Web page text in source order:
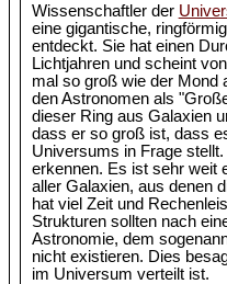
Wissenschaftler der
eine gigantische,
entdeckt. Sie hat einen
Lichtjahren und scheint
mal so groß wie der Mond
den Astronomen als
dieser Ring aus Galaxien
dass er so groß ist, dass
Universums in Frage
erkennen. Es ist sehr weit
aller Galaxien, aus denen
hat viel Zeit und
Strukturen sollten nach
Astronomie, dem
nicht existieren. Dies
im Universum verteilt ist.